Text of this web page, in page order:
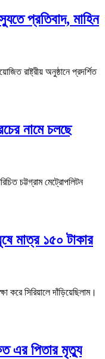
প্রতিবাদ, মাহিন
রাষ্ট্রীয় অনুষ্ঠানে প্রদর্শিত
নামে চলছে
চট্টগ্রাম মেট্রোপলিটন
মাত্র ১৫০ টাকার
করে সিরিয়ালে দাঁড়িয়েছিলাম।
এর পিতার মৃত্যু